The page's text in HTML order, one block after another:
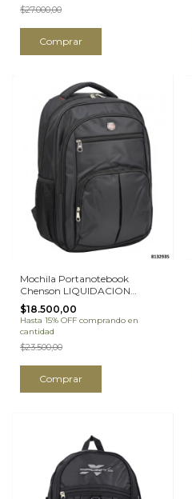
$27.000,00
Comprar
Mochila Portanotebook
Chenson LIQUIDACION
(8132935)
$18.500,00
Hasta 15% OFF comprando en
cantidad
$23.500,00
Comprar